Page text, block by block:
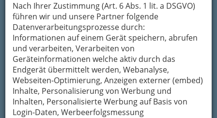
Nach Ihrer Zustimmung (Art. 6 Abs. 1 lit. a DSGVO)
führen wir und unsere Partner folgende
Datenverarbeitungsprozesse durch:
Informationen auf einem Gerät speichern, abrufen
und verarbeiten, Verarbeiten von
Geräteinformationen welche aktiv durch das
Endgerät übermittelt werden, Webanalyse,
Webseiten-Optimierung, Anzeigen externer (embed)
Inhalte, Personalisierung von Werbung und
Inhalten, Personalisierte Werbung auf Basis von
Login-Daten, Werbeerfolgsmessung
Absenden umgehend per Mail an das
Unternehmen Wasner Ges.m.b.H. weitergeleitet.
Mein Name
Meine Email Adresse
Mein Betreff